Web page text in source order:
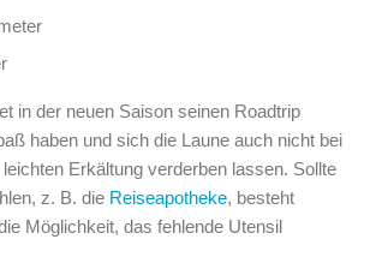
in der neuen Saison seinen Roadtrip
haben und sich die Laune auch nicht bei
Erkältung verderben lassen. Sollte
z. B. die Reiseapotheke, besteht
Möglichkeit, das fehlende Utensil